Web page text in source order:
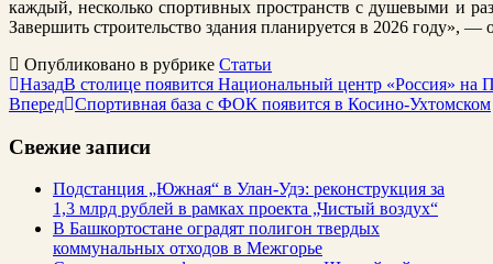
каждый, несколько спортивных пространств с душевыми и
Завершить строительство здания планируется в 2026 году»,
Опубликовано в рубрике Статьи
НазадВ столице появится Национальный центр «Россия» на
Вперед Спортивная база с ФОК появится в Косино-Ухтомском
Свежие записи
Подстанция „Южная“ в Улан‑Удэ: реконструкция за
1,3 млрд рублей в рамках проекта „Чистый воздух“
В Башкортостане оградят полигон твердых
коммунальных отходов в Межгорье